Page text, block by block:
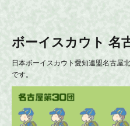
ボーイスカウト 名
日本ボーイスカウト愛知連盟名古屋
です。